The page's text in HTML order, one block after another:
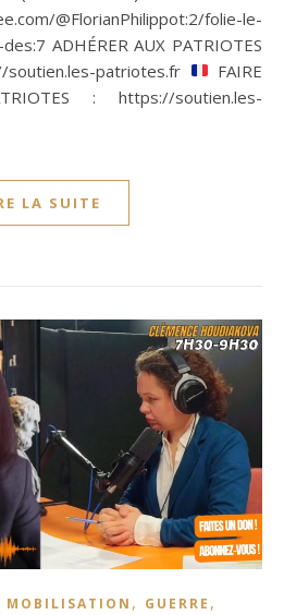
@FlorianPhilippot:2/folie-le-
ADHÉRER AUX PATRIOTES
patriotes.fr
FAIRE
: https://soutien.les-
LA SUITE
MOBILISATION , GUERRE ,